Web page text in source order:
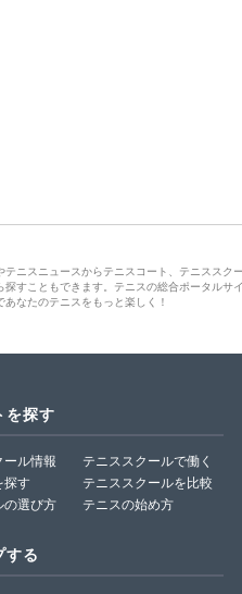
ニスニュースからテニスコート、テニススク
すこともできます。テニスの総合ポータル
なたのテニスをもっと楽しく！
を探す
ール情報
探す
の選び方
テニススクールで働く
テニススクールを比較
テニスの始め方
する